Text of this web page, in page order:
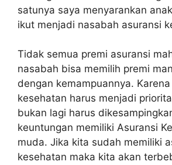
satunya saya menyarankan
ikut menjadi nasabah asuransi
Tidak semua premi asuransi
nasabah bisa memilih premi
dengan kemampuannya.
kesehatan harus menjadi
bukan lagi harus
keuntungan memiliki Asuransi
muda. Jika kita sudah memiliki
kesehatan maka kita akan